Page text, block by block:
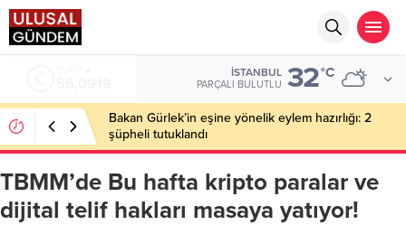
İSTANBUL
PARÇALI BULUTLU 32°C
Bakan Gürlek’in eşine yönelik eylem hazırlığı: 2
şüpheli tutuklandı
TBMM’de Bu hafta kripto paralar ve
dijital telif hakları masaya yatıyor!